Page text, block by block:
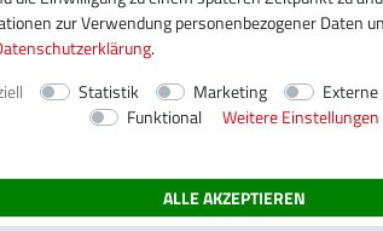
zur Verwendung personenbezogener Daten
.
Statistik Marketing
Funktional
Weitere Einstellungen
ALLE AKZEPTIEREN